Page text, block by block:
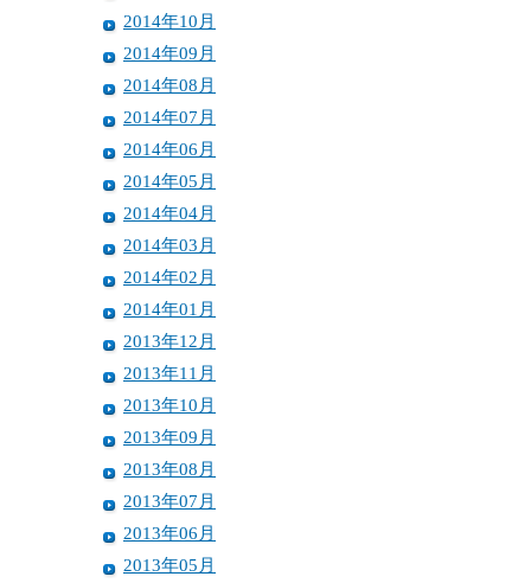
2014年10月
2014年09月
2014年08月
2014年07月
2014年06月
2014年05月
2014年04月
2014年03月
2014年02月
2014年01月
2013年12月
2013年11月
2013年10月
2013年09月
2013年08月
2013年07月
2013年06月
2013年05月